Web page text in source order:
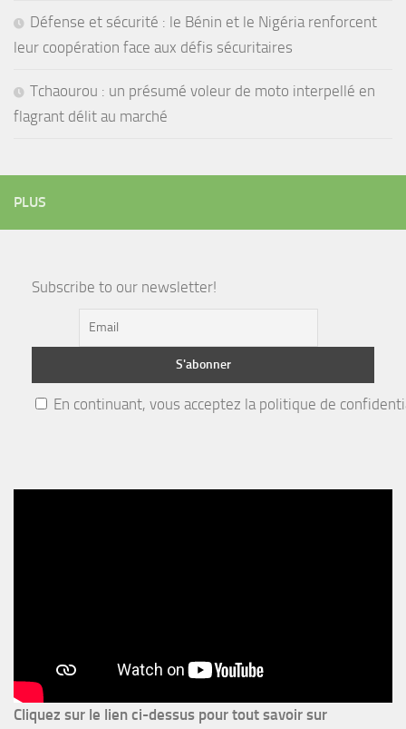
Défense et sécurité : le Bénin et le Nigéria renforcent
leur coopération face aux défis sécuritaires
Tchaourou : un présumé voleur de moto interpellé en
flagrant délit au marché
PLUS
Subscribe to our newsletter!
En continuant, vous acceptez la politique de
Cliquez sur le lien ci-dessus pour tout savoir sur